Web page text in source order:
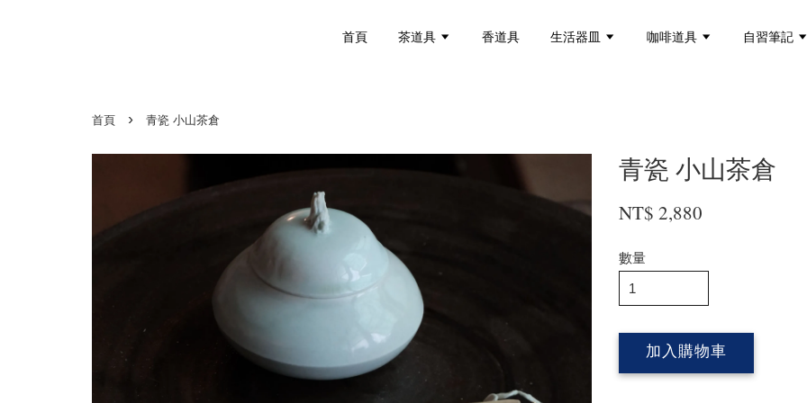
首頁 茶道具 香道具 生活器皿 咖啡道具 自習筆記
首頁 › 青瓷 小山茶倉
青瓷 小山茶倉
NT$ 2,880
數量
加入購物車